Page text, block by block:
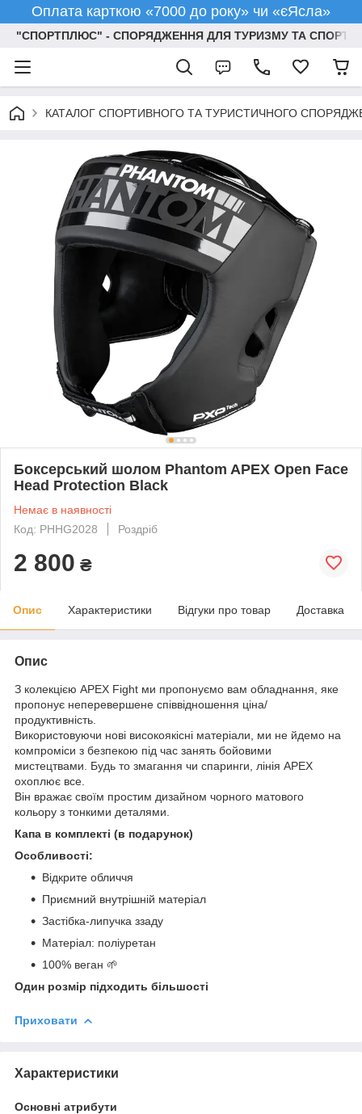
Оплата карткою «7000 до року» чи «єЯсла»
"СПОРТПЛЮС" - СПОРЯДЖЕННЯ ДЛЯ ТУРИЗМУ ТА СПОРТУ
КАТАЛОГ СПОРТИВНОГО ТА ТУРИСТИЧНОГО
Боксерський шолом Phantom APEX Open Face
Head Protection Black
Немає в наявності
Код: PHHG2028
Роздріб
2 800 ₴
Опис Характеристики Відгуки про товар Доставка
Опис
З колекцією APEX Fight ми пропонуємо вам обладнання, яке
пропонує неперевершене співвідношення ціна/
продуктивність.
Використовуючи нові високоякісні матеріали, ми не йдемо на
компроміси з безпекою під час занять бойовими
мистецтвами. Будь то змагання чи спаринги, лінія APEX
охоплює все.
Він вражає своїм простим дизайном чорного матового
кольору з тонкими деталями.
Капа в комплекті (в подарунок)
Особливості:
Відкрите обличчя
Приємний внутрішній матеріал
Застібка-липучка ззаду
Матеріал: поліуретан
100% веган 🌱
Один розмір підходить більшості
Приховати
Характеристики
Основні атрибути